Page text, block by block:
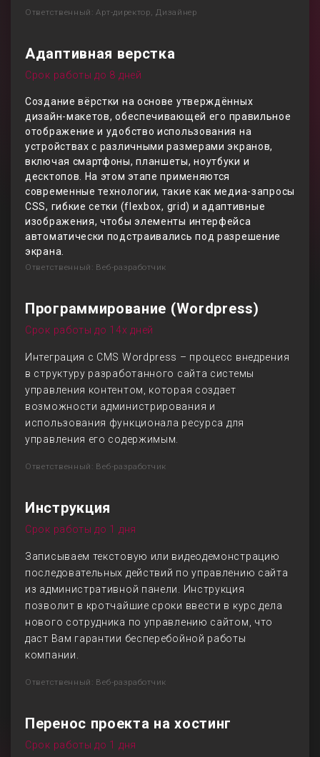
Ответственный: Арт-директор, Дизайнер
Адаптивная верстка
Срок работы до 8 дней
Создание вёрстки на основе утверждённых
дизайн-макетов, обеспечивающей его правильное
отображение и удобство использования на
устройствах с различными размерами экранов,
включая смартфоны, планшеты, ноутбуки и
десктопов. На этом этапе применяются
современные технологии, такие как медиа-запросы
CSS, гибкие сетки (flexbox, grid) и адаптивные
изображения, чтобы элементы интерфейса
автоматически подстраивались под разрешение
экрана.
Ответственный: Веб-разработчик
Программирование (Wordpress)
Срок работы до 14х дней
Интеграция с CMS Wordpress – процесс внедрения
в структуру разработанного сайта системы
управления контентом, которая создает
возможности администрирования и
использования функционала ресурса для
управления его содержимым.
Ответственный: Веб-разработчик
Инструкция
Срок работы до 1 дня
Записываем текстовую или видеодемонстрацию
последовательных действий по управлению сайта
из административной панели. Инструкция
позволит в кротчайшие сроки ввести в курс дела
нового сотрудника по управлению сайтом, что
даст Вам гарантии бесперебойной работы
компании.
Ответственный: Веб-разработчик
Перенос проекта на хостинг
Срок работы до 1 дня